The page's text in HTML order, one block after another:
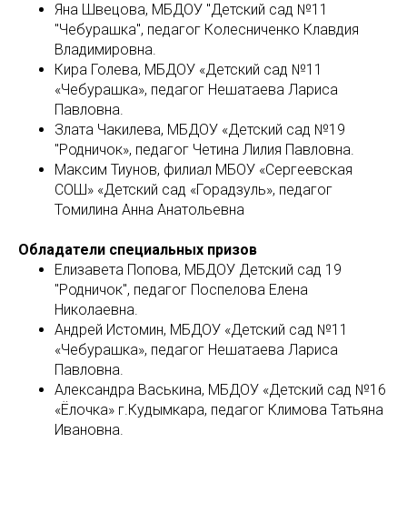
Яна Швецова, МБДОУ "Детский сад №11
"Чебурашка", педагог Колесниченко Клавдия
Владимировна.
Кира Голева, МБДОУ «Детский сад №11
«Чебурашка», педагог Нешатаева Лариса
Павловна.
Злата Чакилева, МБДОУ «Детский сад №19
"Родничок», педагог Четина Лилия Павловна.
Максим Тиунов, филиал МБОУ «Сергеевская
СОШ» «Детский сад «Горадзуль», педагог
Томилина Анна Анатольевна
Обладатели специальных призов
Елизавета Попова, МБДОУ Детский сад 19
"Родничок", педагог Поспелова Елена
Николаевна.
Андрей Истомин, МБДОУ «Детский сад №11
«Чебурашка», педагог Нешатаева Лариса
Павловна.
Александра Васькина, МБДОУ «Детский сад №16
«Ёлочка» г.Кудымкара, педагог Климова Татьяна
Ивановна.